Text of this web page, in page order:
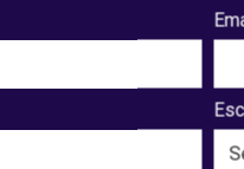
Pós-Graduação